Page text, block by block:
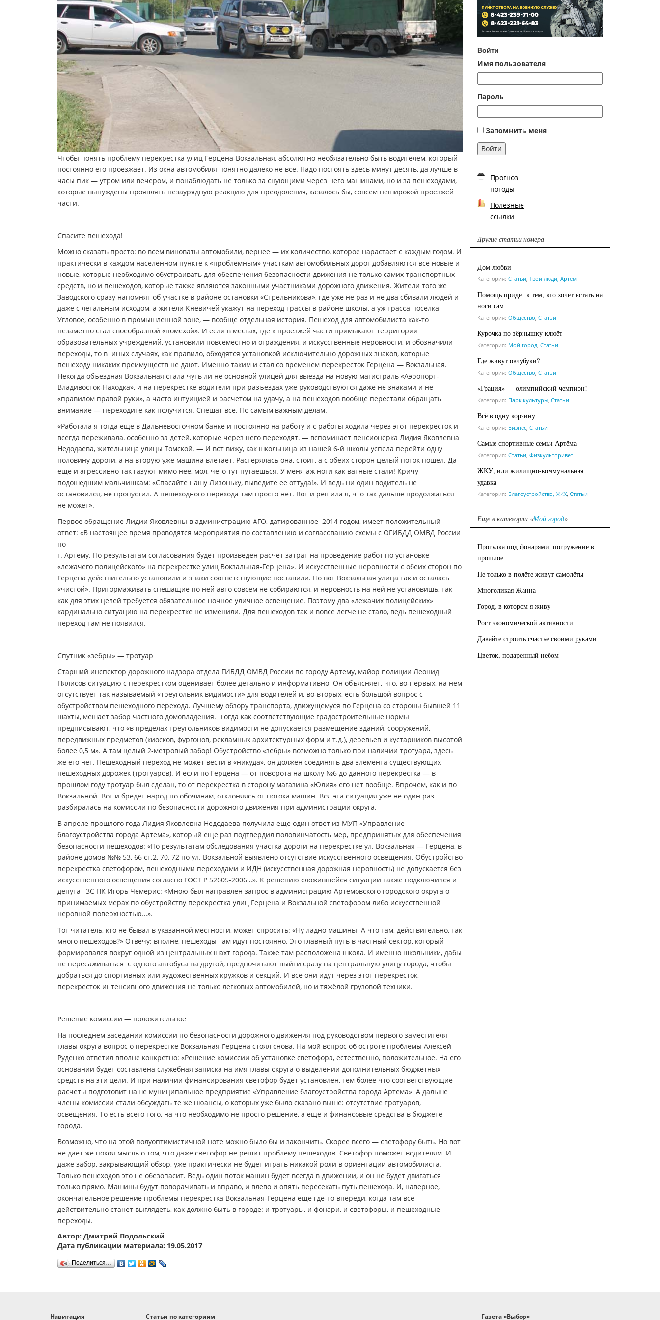
Чтобы понять проблему перекрестка улиц Герцена-Вокзальная, абсолютно необязательно быть водителем, который
постоянно его проезжает. Из окна автомобиля понятно далеко не все. Надо постоять здесь минут десять, да лучше в
часы пик — утром или вечером, и понаблюдать не только за снующими через него машинами, но и за пешеходами,
которые вынуждены проявлять незаурядную реакцию для преодоления, казалось бы, совсем неширокой проезжей
части.
Спасите пешехода!
Можно сказать просто: во всем виноваты автомобили, вернее — их количество, которое нарастает с каждым годом. И
практически в каждом населенном пункте к «проблемным» участкам автомобильных дорог добавляются все новые и
новые, которые необходимо обустраивать для обеспечения безопасности движения не только самих транспортных
средств, но и пешеходов, которые также являются законными участниками дорожного движения. Жители того же
Заводского сразу напомнят об участке в районе остановки «Стрельникова», где уже не раз и не два сбивали людей и
даже с летальным исходом, а жители Кневичей укажут на переход трассы в районе школы, а уж трасса поселка
Угловое, особенно в промышленной зоне, — вообще отдельная история. Пешеход для автомобилиста как-то
незаметно стал своеобразной «помехой». И если в местах, где к проезжей части примыкают территории
образовательных учреждений, установили повсеместно и ограждения, и искусственные неровности, и обозначили
переходы, то в иных случаях, как правило, обходятся установкой исключительно дорожных знаков, которые
пешеходу никаких преимуществ не дают. Именно таким и стал со временем перекресток Герцена — Вокзальная.
Некогда объездная Вокзальная стала чуть ли не основной улицей для выезда на новую магистраль «Аэропорт-
Владивосток-Находка», и на перекрестке водители при разъездах уже руководствуются даже не знаками и не
«правилом правой руки», а часто интуицией и расчетом на удачу, а на пешеходов вообще перестали обращать
внимание — переходите как получится. Спешат все. По самым важным делам.
«Работала я тогда еще в Дальневосточном банке и постоянно на работу и с работы ходила через этот перекресток и
всегда переживала, особенно за детей, которые через него переходят, — вспоминает пенсионерка Лидия Яковлевна
Недодаева, жительница улицы Томской. — И вот вижу, как школьница из нашей 6-й школы успела перейти одну
половину дороги, а на вторую уже машина влетает. Растерялась она, стоит, а с обеих сторон целый поток пошел. Да
еще и агрессивно так газуют мимо нее, мол, чего тут путаешься. У меня аж ноги как ватные стали! Кричу
подошедшим мальчишкам: «Спасайте нашу Лизоньку, выведите ее оттуда!». И ведь ни один водитель не
остановился, не пропустил. А пешеходного перехода там просто нет. Вот и решила я, что так дальше продолжаться
не может».
Первое обращение Лидии Яковлевны в администрацию АГО, датированное 2014 годом, имеет положительный
ответ: «В настоящее время проводятся мероприятия по составлению и согласованию схемы с ОГИБДД ОМВД России
по
г. Артему. По результатам согласования будет произведен расчет затрат на проведение работ по установке
«лежачего полицейского» на перекрестке улиц Вокзальная-Герцена». И искусственные неровности с обеих сторон по
Герцена действительно установили и знаки соответствующие поставили. Но вот Вокзальная улица так и осталась
«чистой». Притормаживать спешащие по ней авто совсем не собираются, и неровность на ней не установишь, так
как для этих целей требуется обязательное ночное уличное освещение. Поэтому два «лежачих полицейских»
кардинально ситуацию на перекрестке не изменили. Для пешеходов так и вовсе легче не стало, ведь пешеходный
переход там не появился.
Спутник «зебры» — тротуар
Старший инспектор дорожного надзора отдела ГИБДД ОМВД России по городу Артему, майор полиции Леонид
Пялисов ситуацию с перекрестком оценивает более детально и информативно. Он объясняет, что, во-первых, на нем
отсутствует так называемый «треугольник видимости» для водителей и, во-вторых, есть большой вопрос с
обустройством пешеходного перехода. Лучшему обзору транспорта, движущемуся по Герцена со стороны бывшей 11
шахты, мешает забор частного домовладения. Тогда как соответствующие градостроительные нормы
предписывают, что «в пределах треугольников видимости не допускается размещение зданий, сооружений,
передвижных предметов (киосков, фургонов, рекламных архитектурных форм и т.д.), деревьев и кустарников высотой
более 0,5 м». А там целый 2-метровый забор! Обустройство «зебры» возможно только при наличии тротуара, здесь
же его нет. Пешеходный переход не может вести в «никуда», он должен соединять два элемента существующих
пешеходных дорожек (тротуаров). И если по Герцена — от поворота на школу №6 до данного перекрестка — в
прошлом году тротуар был сделан, то от перекрестка в сторону магазина «Юлия» его нет вообще. Впрочем, как и по
Вокзальной. Вот и бредет народ по обочинам, отклоняясь от потока машин. Вся эта ситуация уже не один раз
разбиралась на комиссии по безопасности дорожного движения при администрации округа.
В апреле прошлого года Лидия Яковлевна Недодаева получила еще один ответ из МУП «Управление
благоустройства города Артема», который еще раз подтвердил половинчатость мер, предпринятых для обеспечения
безопасности пешеходов: «По результатам обследования участка дороги на перекрестке ул. Вокзальная — Герцена, в
районе домов №№ 53, 66 ст.2, 70, 72 по ул. Вокзальной выявлено отсутствие искусственного освещения. Обустройство
перекрестка светофором, пешеходными переходами и ИДН (искусственная дорожная неровность) не допускается без
искусственного освещения согласно ГОСТ Р 52605-2006…». К решению сложившейся ситуации также подключился и
депутат ЗС ПК Игорь Чемерис: «Мною был направлен запрос в администрацию Артемовского городского округа о
принимаемых мерах по обустройству перекрестка улиц Герцена и Вокзальной светофором либо искусственной
неровной поверхностью…».
Тот читатель, кто не бывал в указанной местности, может спросить: «Ну ладно машины. А что там, действительно, так
много пешеходов?» Отвечу: вполне, пешеходы там идут постоянно. Это главный путь в частный сектор, который
формировался вокруг одной из центральных шахт города. Также там расположена школа. И именно школьники, дабы
не пересаживаться с одного автобуса на другой, предпочитают выйти сразу на центральную улицу города, чтобы
добраться до спортивных или художественных кружков и секций. И все они идут через этот перекресток,
перекресток интенсивного движения не только легковых автомобилей, но и тяжёлой грузовой техники.
Решение комиссии — положительное
На последнем заседании комиссии по безопасности дорожного движения под руководством первого заместителя
главы округа вопрос о перекрестке Вокзальная-Герцена стоял снова. На мой вопрос об остроте проблемы Алексей
Руденко ответил вполне конкретно: «Решение комиссии об установке светофора, естественно, положительное. На его
основании будет составлена служебная записка на имя главы округа о выделении дополнительных бюджетных
средств на эти цели. И при наличии финансирования светофор будет установлен, тем более что соответствующие
расчеты подготовит наше муниципальное предприятие «Управление благоустройства города Артема». А дальше
члены комиссии стали обсуждать те же нюансы, о которых уже было сказано выше: отсутствие тротуаров,
освещения. То есть всего того, на что необходимо не просто решение, а еще и финансовые средства в бюджете
города.
Возможно, что на этой полуоптимистичной ноте можно было бы и закончить. Скорее всего — светофору быть. Но вот
не дает же покоя мысль о том, что даже светофор не решит проблему пешеходов. Светофор поможет водителям. И
даже забор, закрывающий обзор, уже практически не будет играть никакой роли в ориентации автомобилиста.
Только пешеходов это не обезопасит. Ведь один поток машин будет всегда в движении, и он не будет двигаться
только прямо. Машины будут поворачивать и вправо, и влево и опять пересекать путь пешехода. И, наверное,
окончательное решение проблемы перекрестка Вокзальная-Герцена еще где-то впереди, когда там все
действительно станет выглядеть, как должно быть в городе: и тротуары, и фонари, и светофоры, и пешеходные
переходы.
Автор: Дмитрий Подольский
Дата публикации материала: 19.05.2017
Поделиться…
Войти
Имя пользователя
Пароль
Запомнить меня
Войти
Прогноз
погоды
Полезные
ссылки
Другие статьи номера
Дом любви
Категория: Статьи Твои люди, Артем
Помощь придет к тем, кто хочет встать на
ноги сам
Категория: Общество Статьи
Курочка по зёрнышку клюёт
Категория: Мой город Статьи
Где живут овчубуки?
Категория: Общество Статьи
«Грация» — олимпийский чемпион!
Категория: Парк культуры Статьи
Всё в одну корзину
Категория: Бизнес Статьи
Самые спортивные семьи Артёма
Категория: Статьи Физкультпривет
ЖКУ, или жилищно-коммунальная
удавка
Категория: Благоустройство, ЖКХ Статьи
Еще в категории «Мой город»
Прогулка под фонарями: погружение в
прошлое
Не только в полёте живут самолёты
Многоликая Жанна
Город, в котором я живу
Рост экономической активности
Давайте строить счастье своими руками
Цветок, подаренный небом
Навигация Статьи по категориям Газета «Выбор»